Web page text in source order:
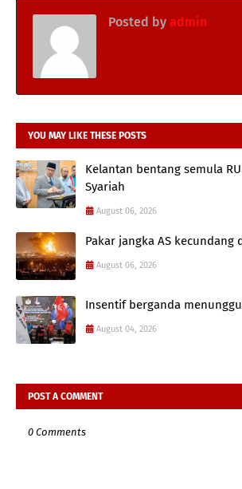
Posted by admin
YOU MAY LIKE THESE POSTS
Kelantan bentang semula
Syariah
August 06, 2026
Pakar jangka AS kecundang
August 06, 2026
Insentif berganda
August 04, 2026
POST A COMMENT
0 Comments